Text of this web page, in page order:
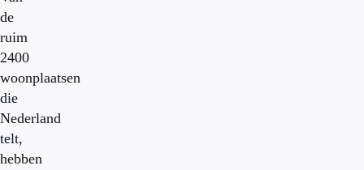
de
ruim
2400
woonplaatsen
die
Nederland
telt,
hebben